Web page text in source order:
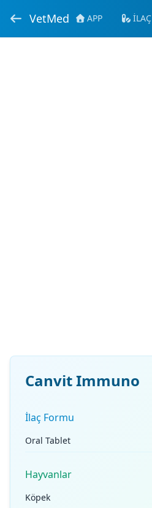
VetMed APP İLAÇ
Canvit Immuno
İlaç Formu
Oral Tablet
Hayvanlar
Köpek